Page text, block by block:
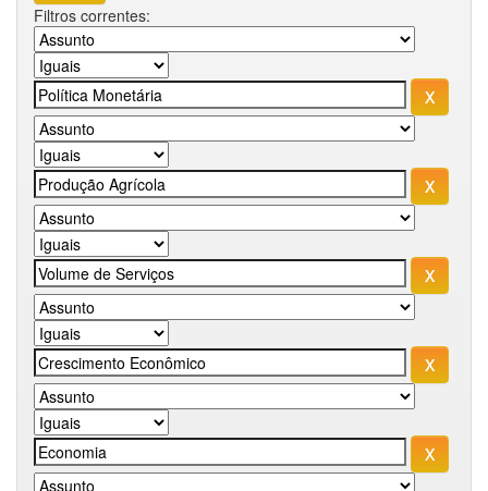
Filtros correntes: